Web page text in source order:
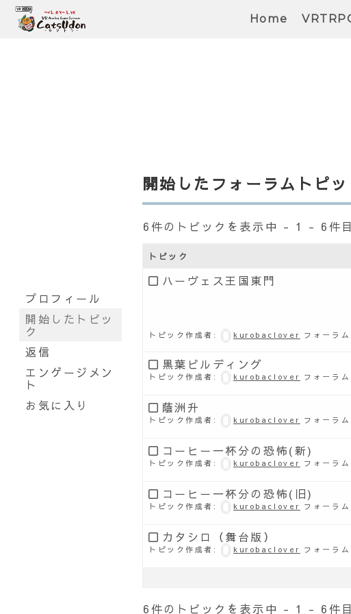
Home
プロフィール
開始したトピッ
ク
返信
エンゲージメン
ト
お気に入り
開始したフォーラムトピッ
6件のトピックを表示中 - 1 - 6件
トピック
ハーヴェス王国東門
トピック作成者: kurobaclover フォーラ
黒葉ビルディング
トピック作成者: kurobaclover フォーラ
蔭洲升
トピック作成者: kurobaclover フォーラ
コーヒー一杯分の恐怖(新)
トピック作成者: kurobaclover フォーラ
コーヒー一杯分の恐怖(旧)
トピック作成者: kurobaclover フォーラ
カタシロ（舞台版）
トピック作成者: kurobaclover フォーラ
6件のトピックを表示中 - 1 - 6件